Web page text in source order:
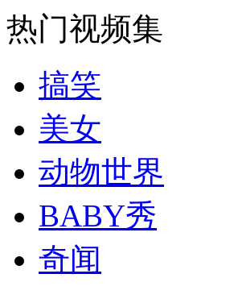
热门视频集
搞笑
美女
动物世界
BABY秀
奇闻